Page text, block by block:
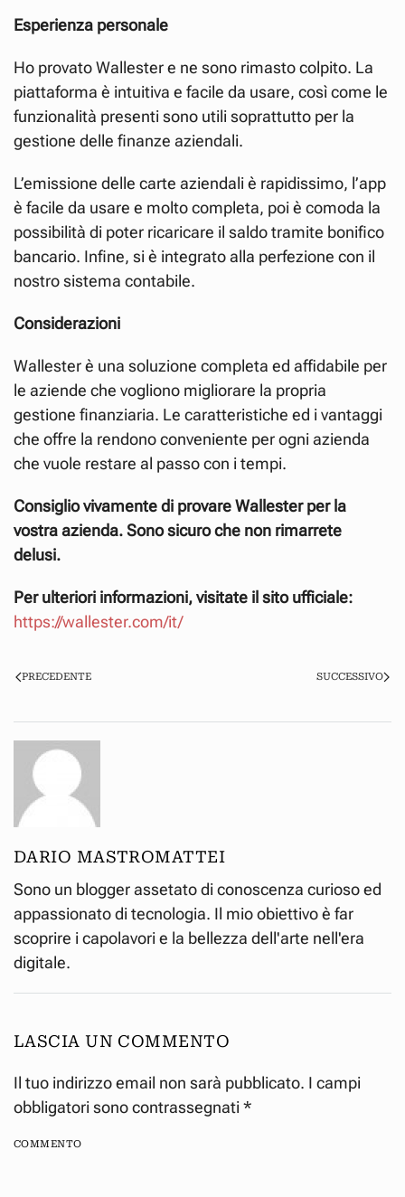
Esperienza personale
Ho provato Wallester e ne sono rimasto colpito. La
piattaforma è intuitiva e facile da usare, così come le
funzionalità presenti sono utili soprattutto per la
gestione delle finanze aziendali.
L’emissione delle carte aziendali è rapidissimo, l’app
è facile da usare e molto completa, poi è comoda la
possibilità di poter ricaricare il saldo tramite bonifico
bancario. Infine, si è integrato alla perfezione con il
nostro sistema contabile.
Considerazioni
Wallester è una soluzione completa ed affidabile per
le aziende che vogliono migliorare la propria
gestione finanziaria. Le caratteristiche ed i vantaggi
che offre la rendono conveniente per ogni azienda
che vuole restare al passo con i tempi.
Consiglio vivamente di provare Wallester per la
vostra azienda. Sono sicuro che non rimarrete
delusi.
Per ulteriori informazioni, visitate il sito ufficiale:
https://wallester.com/it/
PRECEDENTE SUCCESSIVO
DARIO MASTROMATTEI
Sono un blogger assetato di conoscenza curioso ed
appassionato di tecnologia. Il mio obiettivo è far
scoprire i capolavori e la bellezza dell'arte nell'era
digitale.
LASCIA UN COMMENTO
Il tuo indirizzo email non sarà pubblicato. I campi
obbligatori sono contrassegnati *
COMMENTO